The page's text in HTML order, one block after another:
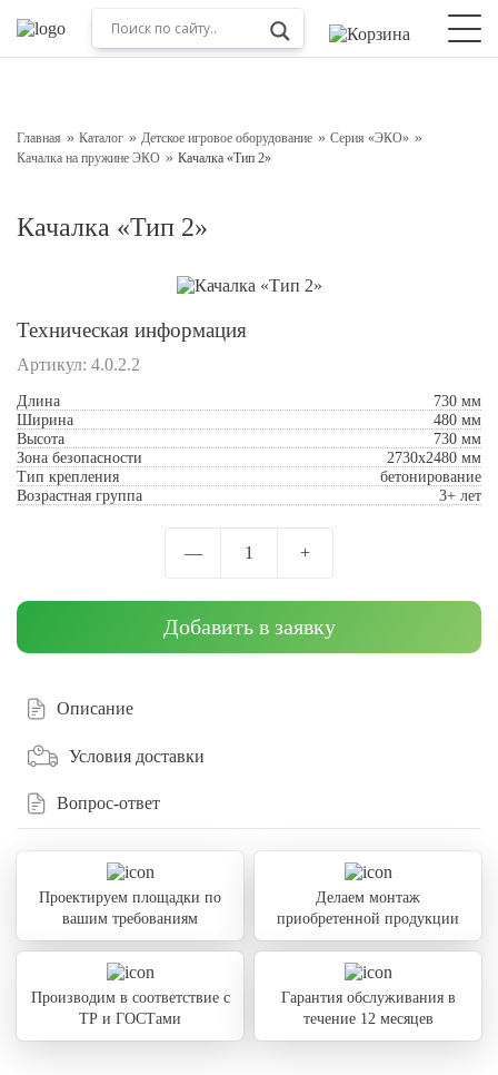
Главная Каталог Детское игровое оборудование
Серия «ЭКО»
Качалка на пружине ЭКО
Качалка «Тип 2»
Качалка «Тип 2»
Техническая информация
Артикул: 4.0.2.2
Длина
730 мм
Ширина
480 мм
Высота
730 мм
Зона безопасности
2730x2480 мм
Тип крепления
бетонирование
Возрастная группа
3+ лет
— 1 +
Добавить в заявку
Описание
Условия доставки
Вопрос-ответ
Проектируем площадки по
вашим требованиям
Делаем монтаж
приобретенной продукции
Производим в соответствие с
ТР и ГОСТами
Гарантия обслуживания в
течение 12 месяцев
Оставьте заявку на консультацию
Подтверждаю свое согласие с
персональных данных
Отправить